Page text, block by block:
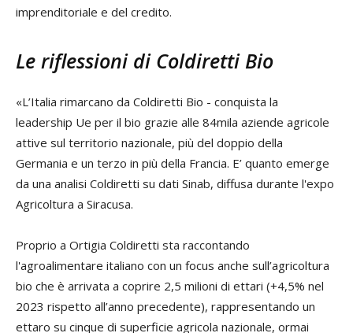
imprenditoriale e del credito.
Le riflessioni di Coldiretti Bio
«L’Italia rimarcano da Coldiretti Bio - conquista la
leadership Ue per il bio grazie alle 84mila aziende agricole
attive sul territorio nazionale, più del doppio della
Germania e un terzo in più della Francia. E’ quanto emerge
da una analisi Coldiretti su dati Sinab, diffusa durante l'expo
Agricoltura a Siracusa.
Proprio a Ortigia Coldiretti sta raccontando
l'agroalimentare italiano con un focus anche sull’agricoltura
bio che è arrivata a coprire 2,5 milioni di ettari (+4,5% nel
2023 rispetto all’anno precedente), rappresentando un
ettaro su cinque di superficie agricola nazionale, ormai